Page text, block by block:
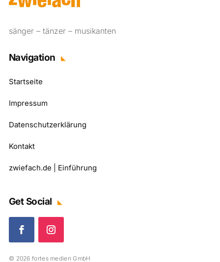
sänger – tänzer – musikanten
Navigation
Startseite
Impressum
Datenschutzerklärung
Kontakt
zwiefach.de | Einführung
Get Social
© 2026 fortes medien GmbH